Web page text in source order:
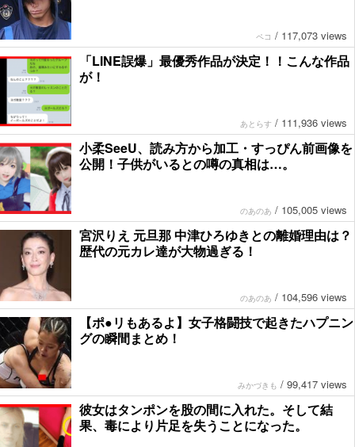
ペコ / 117,073 views
「LINE誤爆」最優秀作品が決定！！こんな作品
が！
あとらす / 111,936 views
小柔SeeU、読み方から加工・すっぴん前画像を
公開！子供がいるとの噂の真相は…。
のあのあ / 105,005 views
宮沢りえ 元旦那 中津ひろゆきとの離婚理由は？
歴代の元カレ達が大物過ぎる！
のあのあ / 104,596 views
【ポ●リもあるよ】女子格闘技で起きたハプニン
グの瞬間まとめ！
みかづきも / 99,417 views
彼女はタンポンを股の間に入れた。そして結
果、毒により片足を失うことになった。